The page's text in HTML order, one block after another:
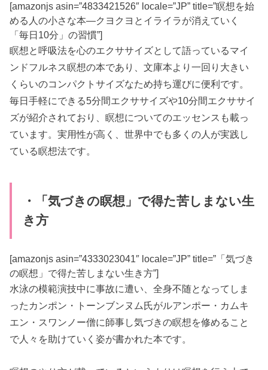
[amazonjs asin=”4833421526″ locale=”JP” title=”瞑想を始
める人の小さな本―クヨクヨとイライラが消えていく
「毎日10分」の習慣”]
瞑想と呼吸法を心のエクササイズとして語っているマイ
ンドフルネス瞑想の本であり、文庫本より一回り大きい
くらいのコンパクトサイズなため持ち運びに便利です。
毎日手軽にできる5分間エクササイズや10分間エクササイ
ズが紹介されており、瞑想についてのエッセンスも載っ
ています。実用性が高く、世界中でも多くの人が実践し
ている瞑想法です。
・「気づきの瞑想」で得た苦しまない生
き方
[amazonjs asin=”4333023041″ locale=”JP” title=”「気づき
の瞑想」で得た苦しまない生き方”]
水泳の模範演技中に事故に遭い、全身不随となってしま
ったカンポン・トーンブンヌム氏がルアンポー・カムキ
エン・スワンノー僧に師事し気づきの瞑想を修めること
で人々を助けていく姿が書かれた本です。